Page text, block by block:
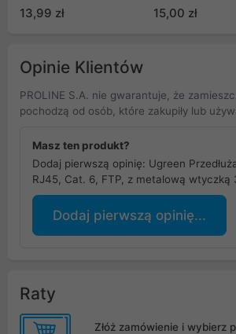
Passed (PCF8-10CU-
13,99 zł
10CU-0500-BK)
15,00 zł
Opinie Klientów
PROLINE S.A. nie gwarantuje, że
pochodzą od osób, które zakupiły lub
Masz ten produkt?
Dodaj pierwszą opinię: Ugreen
RJ45, Cat. 6, FTP, z metalową wtyczką
Dodaj pierwszą opinię...
Raty
Złóż zamówienie i wybierz